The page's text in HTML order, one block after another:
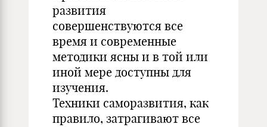
развития
совершенствуются все
время и современные
методики ясны и в той или
иной мере доступны для
изучения.
Техники саморазвития, как
правило, затрагивают все